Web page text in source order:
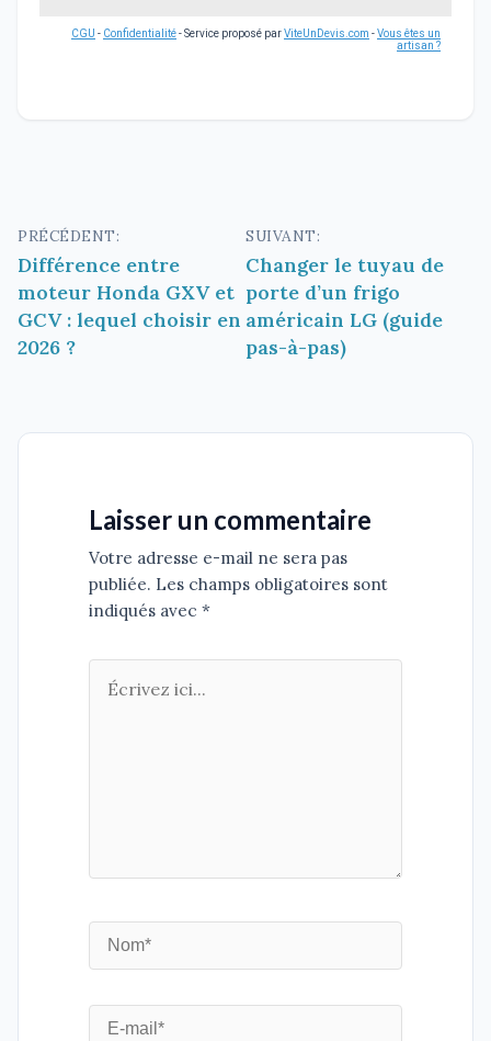
CGU - Confidentialité- Service proposé parViteUnDevis.com -Vous êtes un
artisan ?
Navigation
de
l’article
PRÉCÉDENT:
Différence entre
moteur Honda GXV et
GCV : lequel choisir en
2026 ?
SUIVANT:
Changer le tuyau de
porte d’un frigo
américain LG (guide
pas-à-pas)
Laisser un commentaire
Votre adresse e-mail ne sera pas
publiée. Les champs obligatoires sont
indiqués avec *